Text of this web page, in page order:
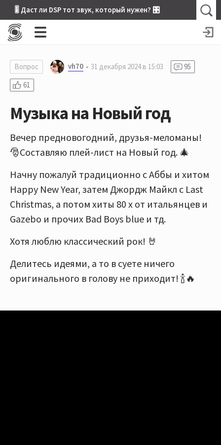
🎚 Даст ли DSP тот звук, который нужен? 🎛
Вопрос vh70 31 декабря 2024 в 15:03
95
61
Музыка на Новый год
Вечер предновогодний, друзья-меломаны!
🎅Составляю плей-лист на Новый год. 🎄
Начну пожалуй традиционно с Аббы и хитом
Happy New Year, затем Джордж Майкл с Last
Christmas, а потом хиты 80 х от итальянцев и
Gazebo и прочих Bad Boys blue и тд.
Хотя люблю классический рок! 🤘
Делитесь идеями, а то в суете ничего
оригинального в голову не приходит! 🍾🔥